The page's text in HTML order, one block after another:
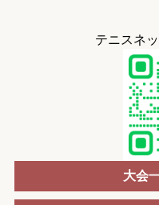
テニスネ
大会